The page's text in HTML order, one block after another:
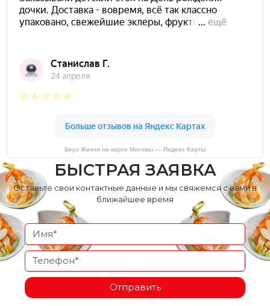
Вкус Жизни на карте Москвы — Яндекс Карты
БЫСТРАЯ ЗАЯВКА
Оставьте свои контактные данные и мы свяжемся с вами в
ближайшее время
Отправить